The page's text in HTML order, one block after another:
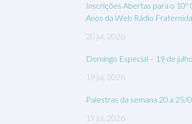
Inscrições Abertas para o 10º
Anos da Web Rádio
20 jul, 2026
Domingo Especial – 19 de
19 jul, 2026
Palestras da semana 20 a 25/
19 jul, 2026